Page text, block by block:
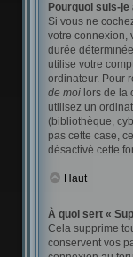
Pourquoi suis-
Si vous ne
votre connexion,
durée
utilise votre
ordinateur. Pour
de moilors de la
utilisez un
(bibliothèque,
pas cette case,
désactivé cette
Haut
À quoi sert «
Cela supprime
conservent vos